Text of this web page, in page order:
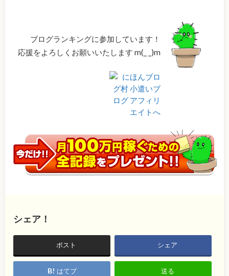
ブログランキングに参加しています！
応援をよろしくお願いいたします m(_ _)m
シェア！
ポスト シェア
はてブ 送る